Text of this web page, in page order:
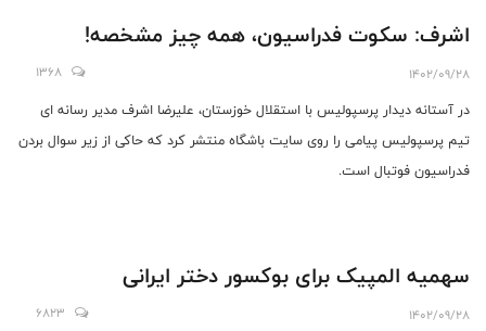
اشرف: سکوت فدراسیون، همه چیز مشخصه!
1402/09/28
1368
در آستانه دیدار پرسپولیس با استقلال خوزستان، علیرضا اشرف مدیر رسانه ای
تیم پرسپولیس پیامی را روی سایت باشگاه منتشر کرد که حاکی از زیر سوال بردن
فدراسیون فوتبال است.
سهمیه المپیک برای بوکسور دختر ایرانی
1402/09/28
6823